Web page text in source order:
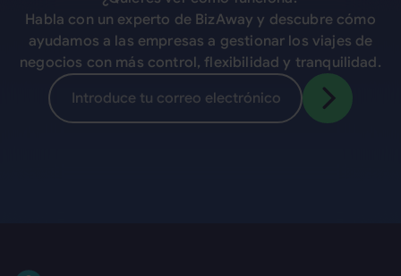
Habla con un experto de BizAway y descubre cómo
ayudamos a las empresas a gestionar los viajes de
negocios con más control, flexibilidad y tranquilidad.